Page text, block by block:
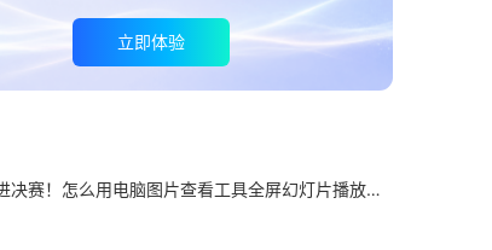
立即体验
西班牙进决赛！怎么用电脑图片查看工具全屏幻灯片播放高清壁纸